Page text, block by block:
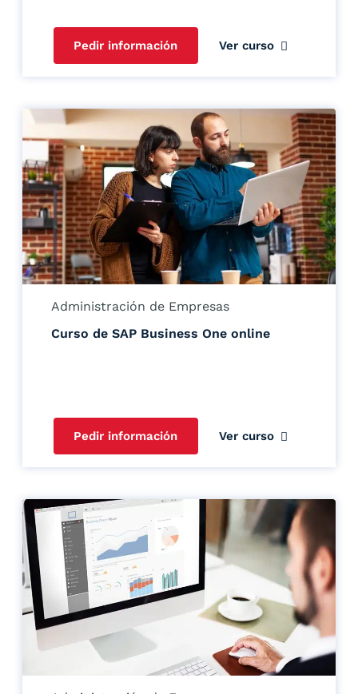
Pedir información Ver curso
Administración de Empresas
Curso de SAP Business One online
Pedir información Ver curso